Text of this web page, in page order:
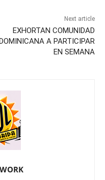
Next article
EXHORTAN COMUNIDAD
A PARTICIPAR
EN SEMANA